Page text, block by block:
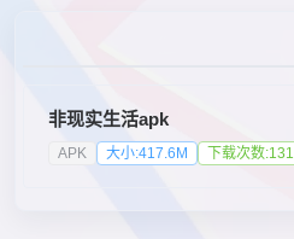
非现实生活apk
APK 大小:417.6M 下载次数:131